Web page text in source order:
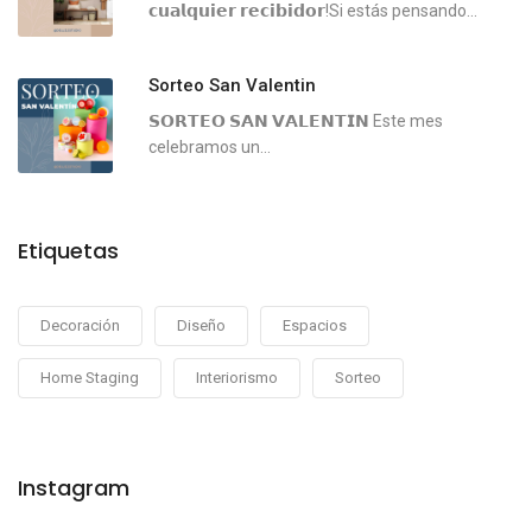
𝗰𝘂𝗮𝗹𝗾𝘂𝗶𝗲𝗿 𝗿𝗲𝗰𝗶𝗯𝗶𝗱𝗼𝗿!Si estás pensando...
Sorteo San Valentin
𝗦𝗢𝗥𝗧𝗘𝗢 𝗦𝗔𝗡 𝗩𝗔𝗟𝗘𝗡𝗧𝗜𝗡 ⁣⁣Este mes
celebramos un...
Etiquetas
Decoración Diseño Espacios
Home Staging Interiorismo Sorteo
Instagram